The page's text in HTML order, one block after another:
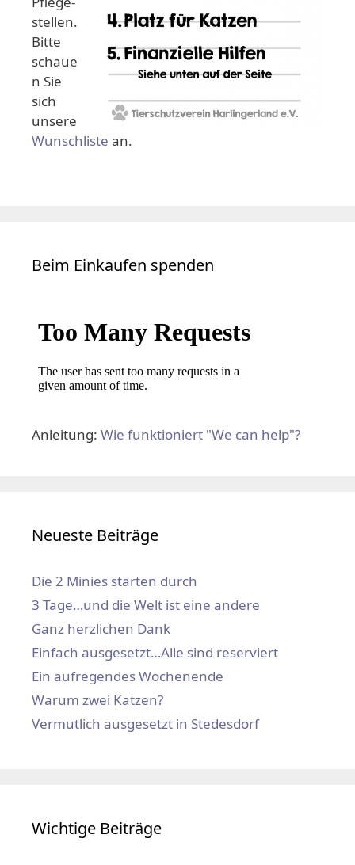
stellen.
Bitte
schaue
n Sie
sich
unsere
Wunschliste an.
Beim Einkaufen spenden
Anleitung: Wie funktioniert "We can help"?
Neueste Beiträge
Die 2 Minies starten durch
3 Tage…und die Welt ist eine andere
Ganz herzlichen Dank
Einfach ausgesetzt…Alle sind reserviert
Ein aufregendes Wochenende
Warum zwei Katzen?
Vermutlich ausgesetzt in Stedesdorf
Wichtige Beiträge